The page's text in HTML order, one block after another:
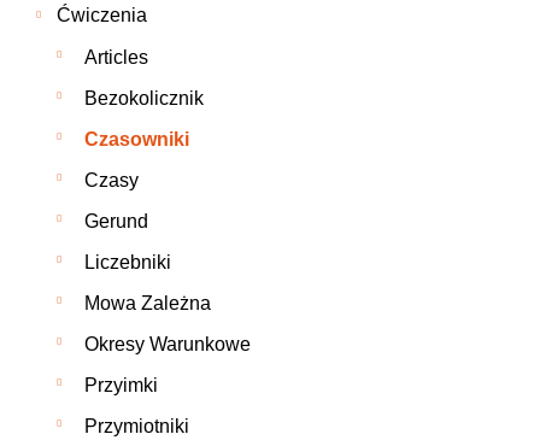
Ćwiczenia
Articles
Bezokolicznik
Czasowniki
Czasy
Gerund
Liczebniki
Mowa Zależna
Okresy Warunkowe
Przyimki
Przymiotniki